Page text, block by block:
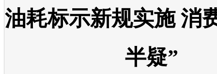
油耗标示新规实施 消
半疑”